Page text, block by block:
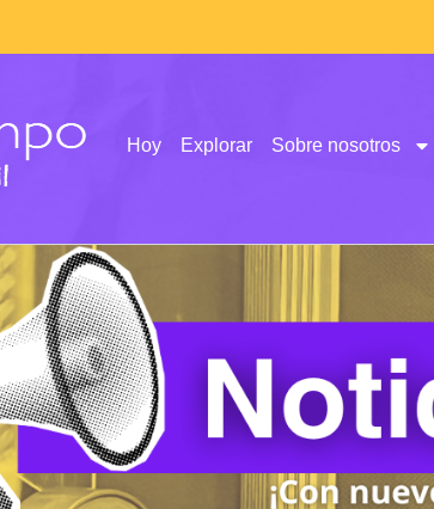
Hoy Explorar Sobre nosotros